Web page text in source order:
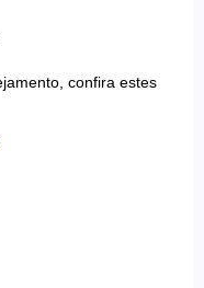
confira estes